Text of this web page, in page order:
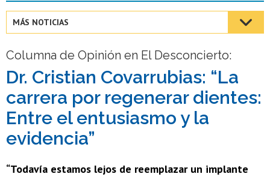
Estudiantes
Académicas/os
Funcionarias/os
Egresadas/os
MÁS NOTICIAS
Columna de Opinión en El Desconcierto:
Dr. Cristian Covarrubias: “La
carrera por regenerar dientes:
Entre el entusiasmo y la
evidencia”
“Todavía estamos lejos de reemplazar un implante